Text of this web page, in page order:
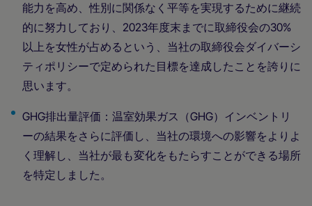
能力を高め、性別に関係なく平等を実現するために継続
的に努力しており、2023年度末までに取締役会の30%
以上を女性が占めるという、当社の取締役会ダイバーシ
ティポリシーで定められた目標を達成したことを誇りに
思います。
GHG排出量評価：温室効果ガス（GHG）インベントリ
ーの結果をさらに評価し、当社の環境への影響をよりよ
く理解し、当社が最も変化をもたらすことができる場所
を特定しました。